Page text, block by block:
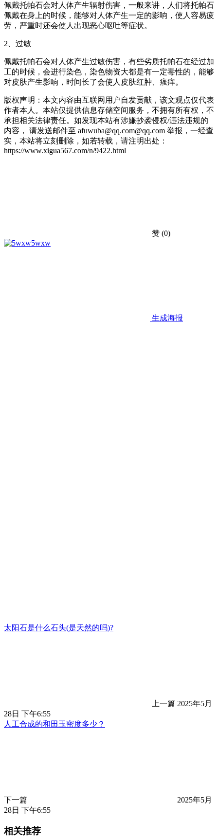
佩戴托帕石会对人体产生辐射伤害，一般来讲，人们将托帕石
佩戴在身上的时候，能够对人体产生一定的影响，使人容易疲
劳，严重时还会使人出现恶心呕吐等症状。
2、过敏
佩戴托帕石会对人体产生过敏伤害，有些劣质托帕石在经过加
工的时候，会进行染色，染色物资大都是有一定毒性的，能够
对皮肤产生影响，时间长了会使人皮肤红肿、瘙痒。
版权声明：本文内容由互联网用户自发贡献，该文观点仅代表
作者本人。本站仅提供信息存储空间服务，不拥有所有权，不
承担相关法律责任。如发现本站有涉嫌抄袭侵权/违法违规的
内容， 请发送邮件至 afuwuba@qq.com@qq.com 举报，一经查
实，本站将立刻删除，如若转载，请注明出处：
https://www.xigua567.com/n/9422.html
赞 (0)
5wxw
生成海报
太阳石是什么石头(是天然的吗)?
上一篇 2025年5月
28日 下午6:55
人工合成的和田玉密度多少？
下一篇
2025年5月
28日 下午6:55
相关推荐